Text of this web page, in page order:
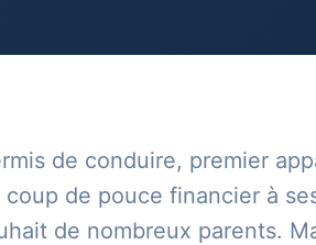
de conduire, premier
coup de pouce financier à
de nombreux parents.